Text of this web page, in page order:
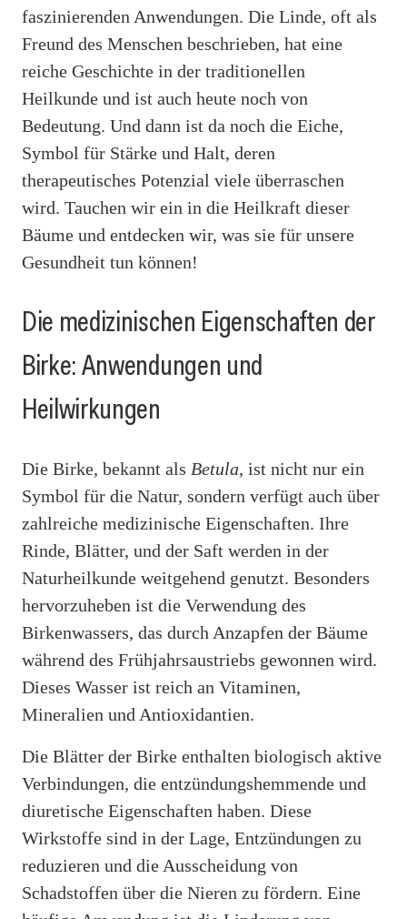
faszinierenden Anwendungen. Die Linde, oft als
Freund des Menschen beschrieben, hat eine
reiche Geschichte in der traditionellen
Heilkunde und ist auch heute noch von
Bedeutung. Und dann ist da noch die Eiche,
Symbol für Stärke und Halt, deren
therapeutisches Potenzial viele überraschen
wird. Tauchen wir ein in die Heilkraft dieser
Bäume und entdecken wir, was sie für unsere
Gesundheit tun können!
Die medizinischen Eigenschaften der
Birke: Anwendungen und
Heilwirkungen
Die Birke, bekannt als Betula, ist nicht nur ein
Symbol für die Natur, sondern verfügt auch über
zahlreiche medizinische Eigenschaften. Ihre
Rinde, Blätter, und der Saft werden in der
Naturheilkunde weitgehend genutzt. Besonders
hervorzuheben ist die Verwendung des
Birkenwassers, das durch Anzapfen der Bäume
während des Frühjahrsaustriebs gewonnen wird.
Dieses Wasser ist reich an Vitaminen,
Mineralien und Antioxidantien.
Die Blätter der Birke enthalten biologisch aktive
Verbindungen, die entzündungshemmende und
diuretische Eigenschaften haben. Diese
Wirkstoffe sind in der Lage, Entzündungen zu
reduzieren und die Ausscheidung von
Schadstoffen über die Nieren zu fördern. Eine